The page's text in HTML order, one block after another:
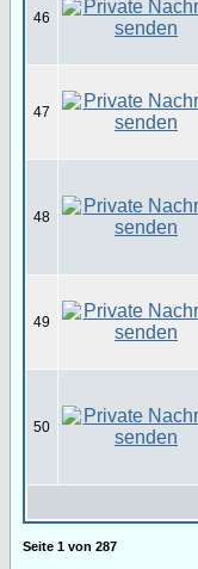
46
47
48
49
50
Seite 1 von 287